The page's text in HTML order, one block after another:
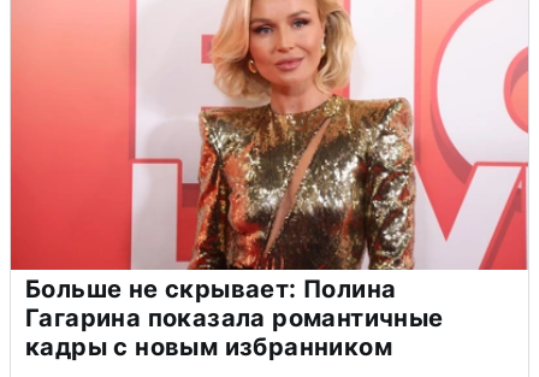
Больше не скрывает: Полина
Гагарина показала романтичные
кадры с новым избранником